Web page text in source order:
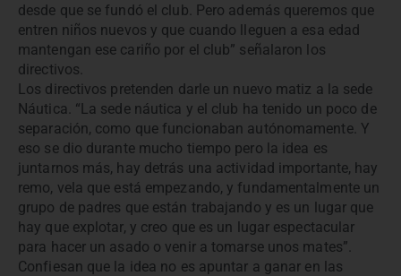
desde que se fundó el club. Pero además queremos que
entren niños nuevos y que cuando lleguen a esa edad
mantengan ese cariño por el club” señalaron los
directivos.
Los directivos pretenden darle un nuevo matiz a la sede
Náutica. “La sede náutica y el club ha tenido un poco de
separación, como que funcionaban autónomamente. Y
eso se dio durante mucho tiempo pero la idea es
juntarnos más, hay detrás una actividad importante, hay
remo, vela que está empezando, y fundamentalmente un
grupo de padres que están trabajando y es un lugar que
hay que explotar, y creo que es un lugar espectacular
para hacer un asado o venir a tomarse unos mates”.
Confiesan que la idea no es apuntar a ganar en las